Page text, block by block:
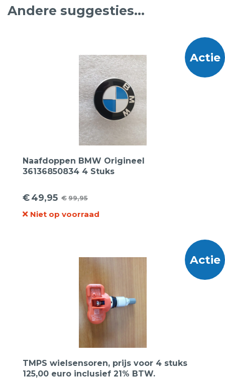
Andere suggesties…
Actie
Naafdoppen BMW Origineel
36136850834 4 Stuks
€99,95
Oorspronkelijke
prijs
€49,95
Huidige
prijs
Niet op voorraad
Actie
TMPS wielsensoren, prijs voor 4 stuks
125,00 euro inclusief 21% BTW.